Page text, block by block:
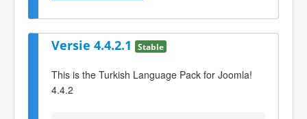
Versie 4.4.2.1 Stable
This is the Turkish Language Pack for Joomla!
4.4.2